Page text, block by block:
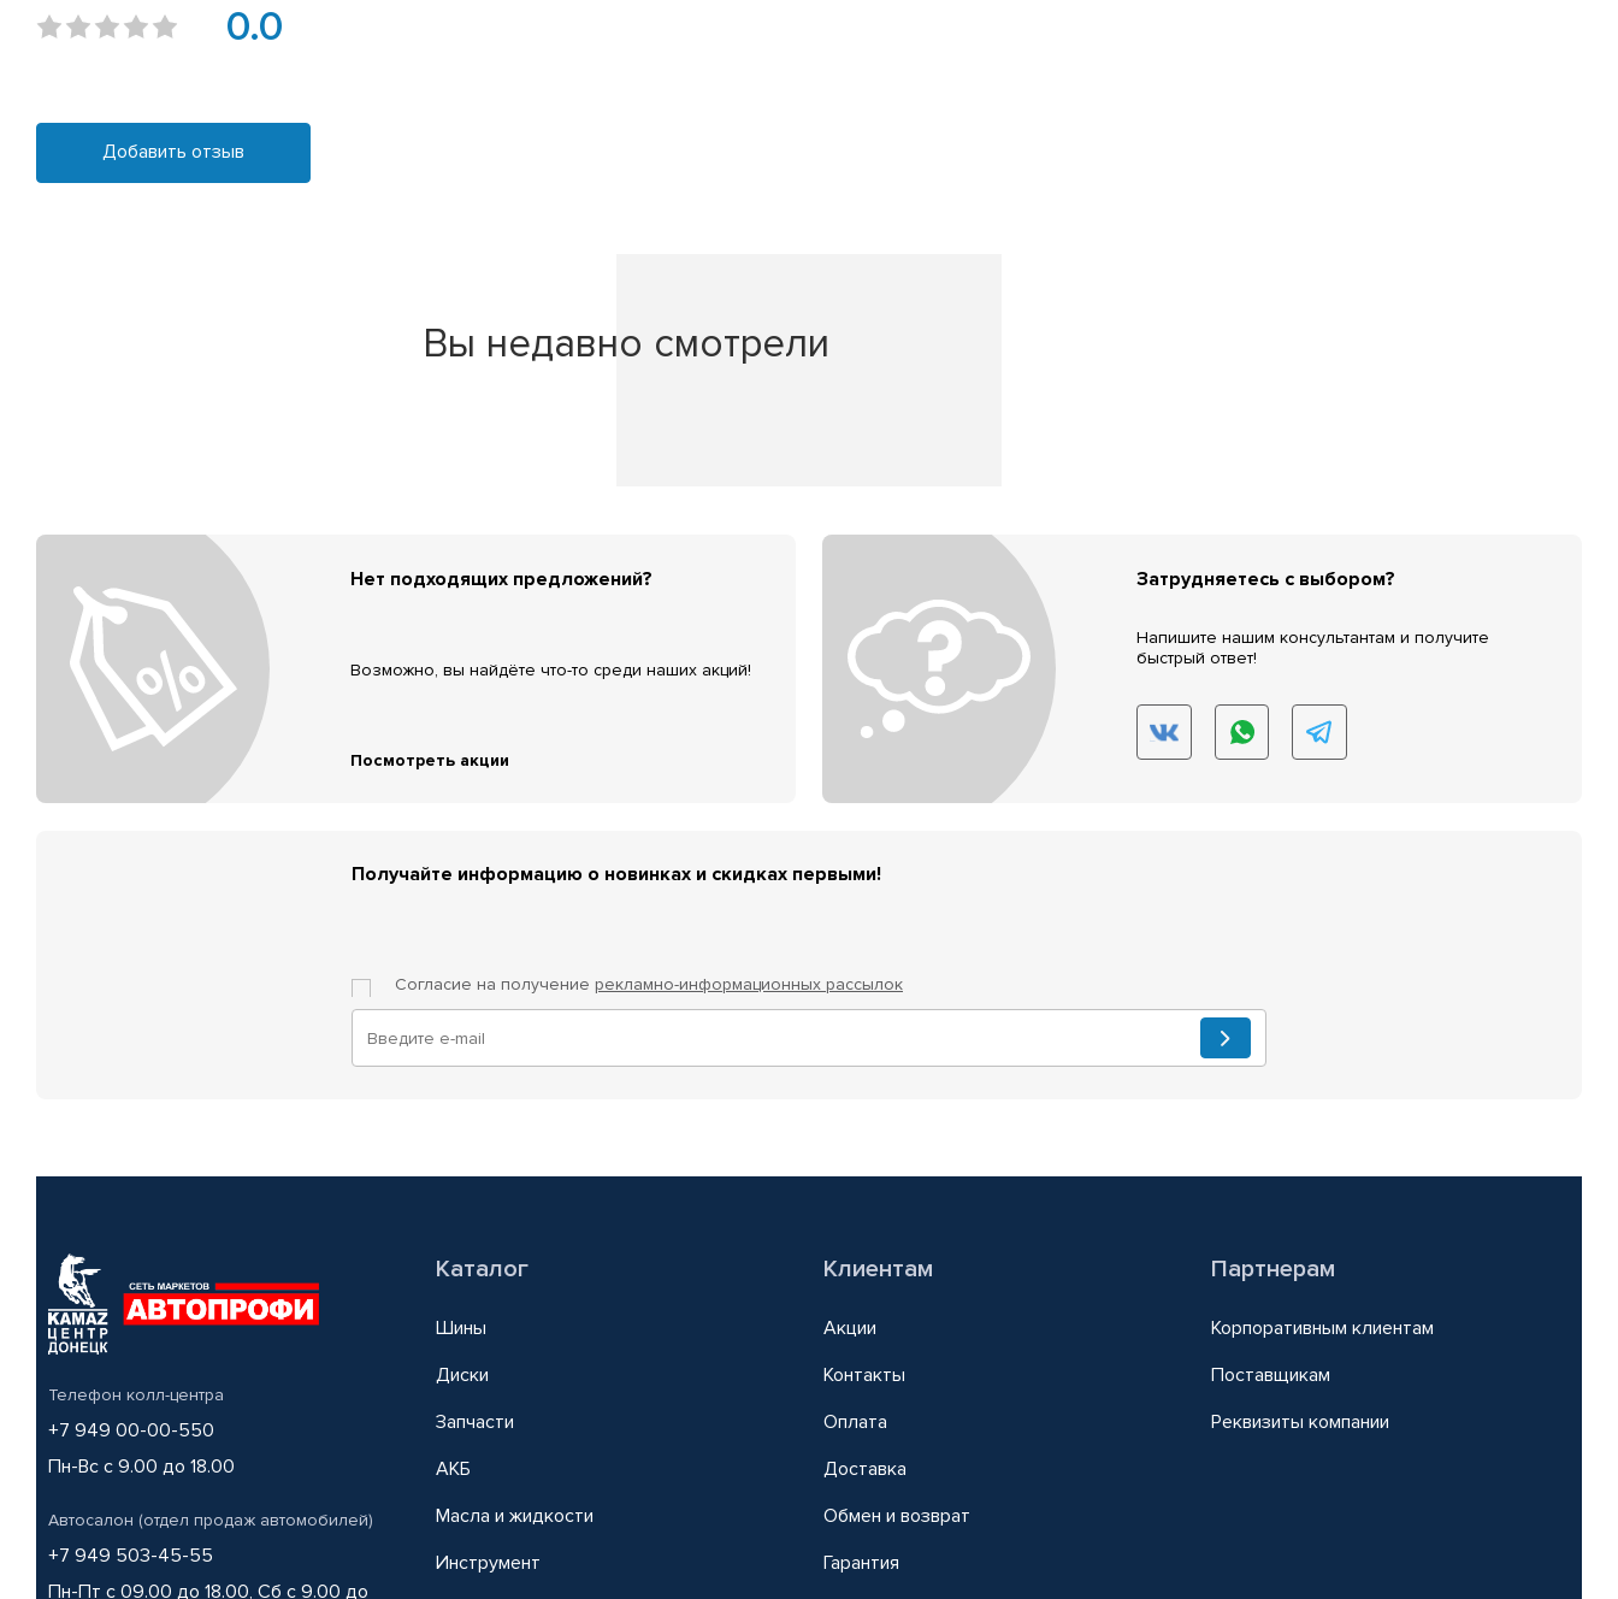
0.0
Добавить отзыв
Вы недавно смотрели
Нет подходящих предложений?
Возможно, вы найдёте что-то среди наших акций!
Посмотреть акции
Затрудняетесь с выбором?
Напишите нашим консультантам и получите
быстрый ответ!
Получайте информацию о новинках и скидках первыми!
Согласие на получение рекламно-информационных рассылок
Телефон колл-центра
+7 949 00-00-550
Пн-Вс с 9.00 до 18.00
Автосалон (отдел продаж автомобилей)
+7 949 503-45-55
Пн-Пт с 09.00 до 18.00, Сб с 9.00 до
Каталог
Шины
Диски
Запчасти
АКБ
Масла и жидкости
Инструмент
Клиентам
Акции
Контакты
Оплата
Доставка
Обмен и возврат
Гарантия
Партнерам
Корпоративным клиентам
Поставщикам
Реквизиты компании